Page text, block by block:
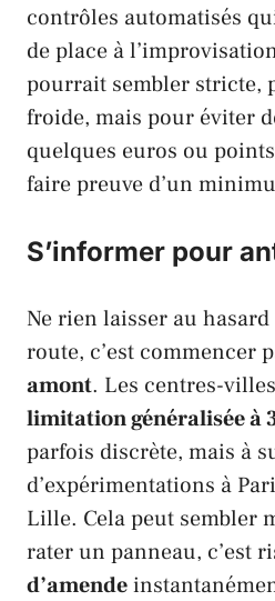
contrôles automatisés
de place à
pourrait sembler stricte,
froide, mais pour éviter
quelques euros ou
faire preuve d’un
S’informer pour
Ne rien laisser au
route, c’est commencer
amont. Les centres-
limitation généralisée à
parfois discrète, mais à
d’expérimentations à
Lille. Cela peut sembler
rater un panneau, c’est
d’amende